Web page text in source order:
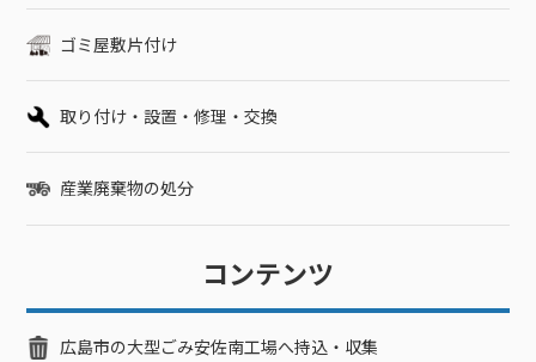
ゴミ屋敷片付け
取り付け・設置・修理・交換
産業廃棄物の処分
コンテンツ
広島市の大型ごみ安佐南工場へ持込・収集